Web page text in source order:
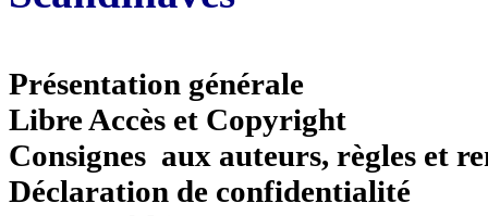
Présentation générale
Libre Accès et Copyright
Consignes aux auteurs, règles et
Déclaration de confidentialité